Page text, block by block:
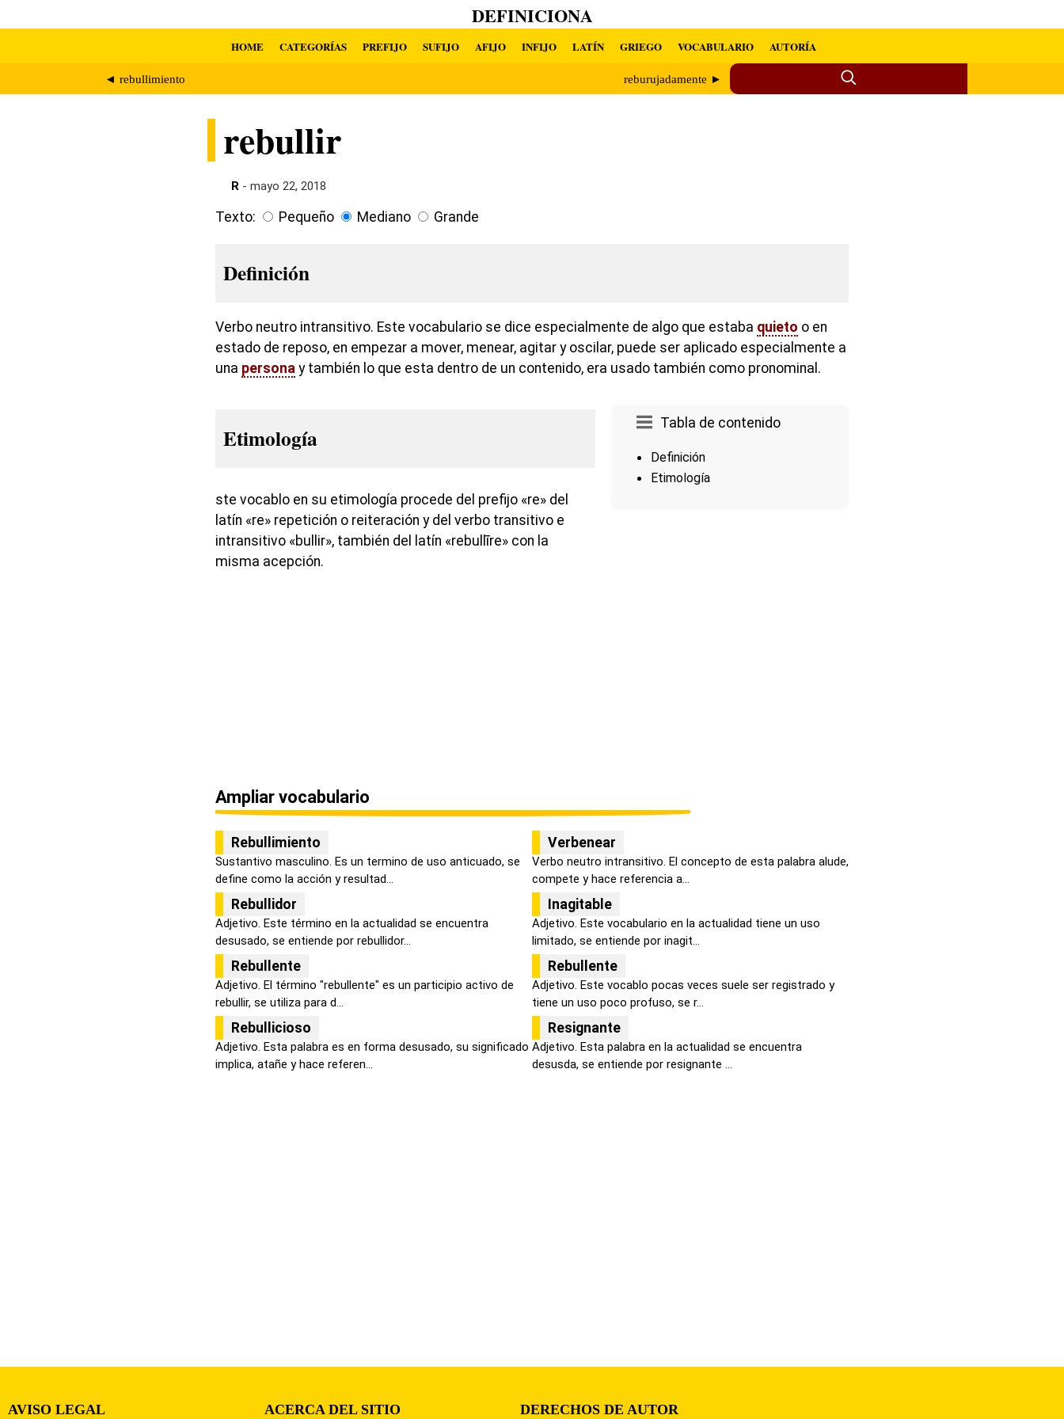
DEFINICIONA
HOME CATEGORÍAS PREFIJO SUFIJO AFIJO INFIJO LATÍN GRIEGO VOCABULARIO AUTORÍA
◄ rebullimiento reburujadamente ►
rebullir
R - mayo 22, 2018
Texto: Pequeño Mediano Grande
Definición
Verbo neutro intransitivo. Este vocabulario se dice especialmente de algo que estaba quieto o en
estado de reposo, en empezar a mover, menear, agitar y oscilar, puede ser aplicado especialmente a
una persona y también lo que esta dentro de un contenido, era usado también como pronominal.
Tabla de contenido
Definición
Etimología
Etimología
ste vocablo en su etimología procede del prefijo «re» del
latín «re» repetición o reiteración y del verbo transitivo e
intransitivo «bullir», también del latín «rebullīre» con la
misma acepción.
Ampliar vocabulario
Rebullimiento
Sustantivo masculino. Es un termino de uso anticuado, se
define como la acción y resultad...
Verbenear
Verbo neutro intransitivo. El concepto de esta palabra alude,
compete y hace referencia a...
Rebullidor
Adjetivo. Este término en la actualidad se encuentra
desusado, se entiende por rebullidor...
Inagitable
Adjetivo. Este vocabulario en la actualidad tiene un uso
limitado, se entiende por inagit...
Rebullente
Adjetivo. El término "rebullente" es un participio activo de
rebullir, se utiliza para d...
Rebullente
Adjetivo. Este vocablo pocas veces suele ser registrado y
tiene un uso poco profuso, se r...
Rebullicioso
Adjetivo. Esta palabra es en forma desusado, su significado
implica, atañe y hace referen...
Resignante
Adjetivo. Esta palabra en la actualidad se encuentra
desusda, se entiende por resignante ...
AVISO LEGAL ACERCA DEL SITIO DERECHOS DE AUTOR